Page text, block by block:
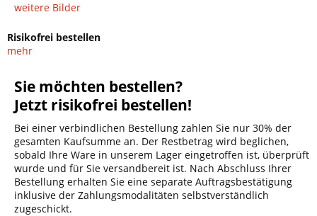
weitere Bilder
Risikofrei bestellen
mehr
Sie möchten bestellen?
Jetzt risikofrei bestellen!
Bei einer verbindlichen Bestellung zahlen Sie nur 30% der
gesamten Kaufsumme an. Der Restbetrag wird beglichen,
sobald Ihre Ware in unserem Lager eingetroffen ist, überprüft
wurde und für Sie versandbereit ist. Nach Abschluss Ihrer
Bestellung erhalten Sie eine separate Auftragsbestätigung
inklusive der Zahlungsmodalitäten selbstverständlich
zugeschickt.